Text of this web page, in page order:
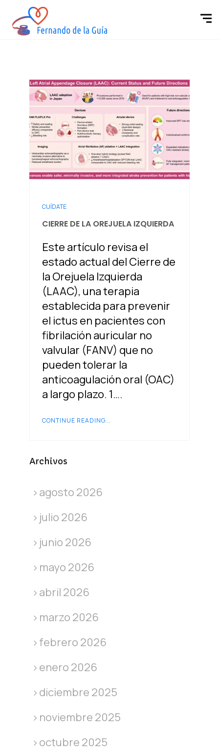
CUÍDATE
CIERRE DE LA OREJUELA IZQUIERDA
Este artículo revisa el
estado actual del Cierre de
la Orejuela Izquierda
(LAAC), una terapia
establecida para prevenir
el ictus en pacientes con
fibrilación auricular no
valvular (FANV) que no
pueden tolerar la
anticoagulación oral (OAC)
a largo plazo. 1….
CONTINUE READING...
Archivos
agosto 2026
julio 2026
junio 2026
mayo 2026
abril 2026
marzo 2026
febrero 2026
enero 2026
diciembre 2025
noviembre 2025
octubre 2025